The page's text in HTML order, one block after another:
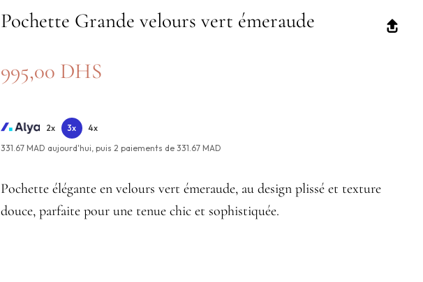
Pochette Grande velours vert émeraude
995,00 DHS
2x 3x
4x
331.67 MAD aujourd'hui, puis2 paiements de331.67 MAD
Pochette élégante en velours vert émeraude, au design plissé et texture
douce, parfaite pour une tenue chic et sophistiquée.